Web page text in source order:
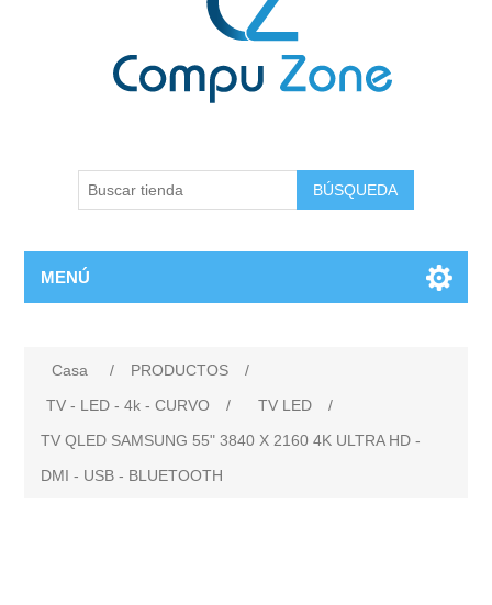
BÚSQUEDA
MENÚ
Casa / PRODUCTOS
/
TV - LED - 4k - CURVO
/ TV LED
/
TV QLED SAMSUNG 55" 3840 X 2160 4K ULTRA HD -
DMI - USB - BLUETOOTH